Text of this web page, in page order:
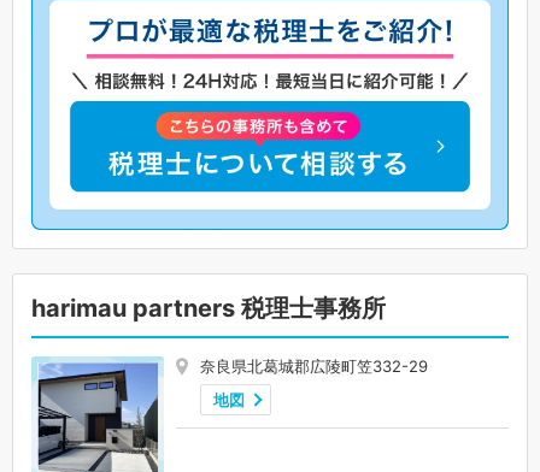
harimau partners 税理士事務所
奈良県北葛城郡広陵町笠332-29
地図